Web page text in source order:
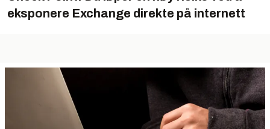
eksponere Exchange direkte på internett